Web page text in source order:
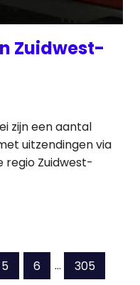
Zuidwest-
zijn een aantal
uitzendingen via
regio Zuidwest-
5 6 … 305